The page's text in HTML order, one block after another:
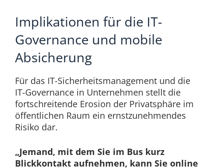
Implikationen für die IT-
Governance und mobile
Absicherung
Für das IT-Sicherheitsmanagement und die
IT-Governance in Unternehmen stellt die
fortschreitende Erosion der Privatsphäre im
öffentlichen Raum ein ernstzunehmendes
Risiko dar.
„Jemand, mit dem Sie im Bus kurz
Blickkontakt aufnehmen, kann Sie online